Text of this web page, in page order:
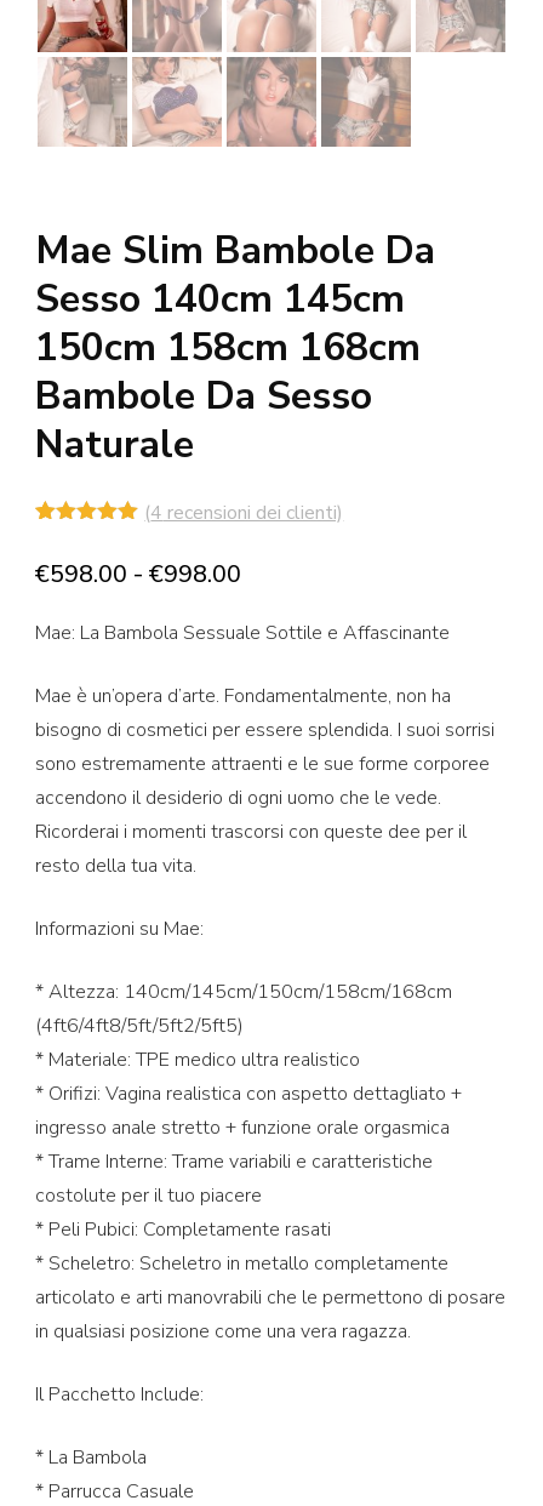
Mae Slim Bambole Da
Sesso 140cm 145cm
150cm 158cm 168cm
Bambole Da Sesso
Naturale
su base
(4 recensioni dei clienti)
€598.00 - €998.00
prezzo:
€598.00
€998.00
Mae: La Bambola Sessuale Sottile e Affascinante
Mae è un’opera d’arte. Fondamentalmente, non ha
bisogno di cosmetici per essere splendida. I suoi sorrisi
sono estremamente attraenti e le sue forme corporee
accendono il desiderio di ogni uomo che le vede.
Ricorderai i momenti trascorsi con queste dee per il
resto della tua vita.
Informazioni su Mae:
* Altezza: 140cm/145cm/150cm/158cm/168cm
(4ft6/4ft8/5ft/5ft2/5ft5)
* Materiale: TPE medico ultra realistico
* Orifizi: Vagina realistica con aspetto dettagliato +
ingresso anale stretto + funzione orale orgasmica
* Trame Interne: Trame variabili e caratteristiche
costolute per il tuo piacere
* Peli Pubici: Completamente rasati
* Scheletro: Scheletro in metallo completamente
articolato e arti manovrabili che le permettono di posare
in qualsiasi posizione come una vera ragazza.
Il Pacchetto Include:
* La Bambola
* Parrucca Casuale